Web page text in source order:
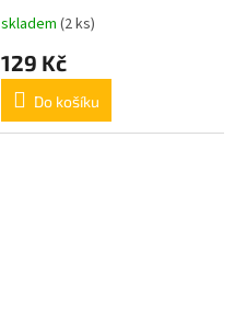
skladem (2 ks)
129 Kč
Do košíku